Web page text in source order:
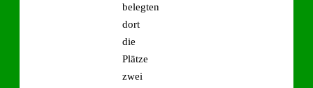
belegten
dort
die
Plätze
zwei